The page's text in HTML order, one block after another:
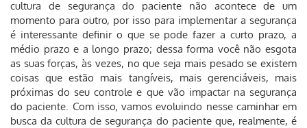
cultura de segurança do paciente não acontece de um
momento para outro, por isso para implementar a segurança
é interessante definir o que se pode fazer a curto prazo, a
médio prazo e a longo prazo; dessa forma você não esgota
as suas forças, às vezes, no que seja mais pesado se existem
coisas que estão mais tangíveis, mais gerenciáveis, mais
próximas do seu controle e que vão impactar na segurança
do paciente. Com isso, vamos evoluindo nesse caminhar em
busca da cultura de segurança do paciente que, realmente, é